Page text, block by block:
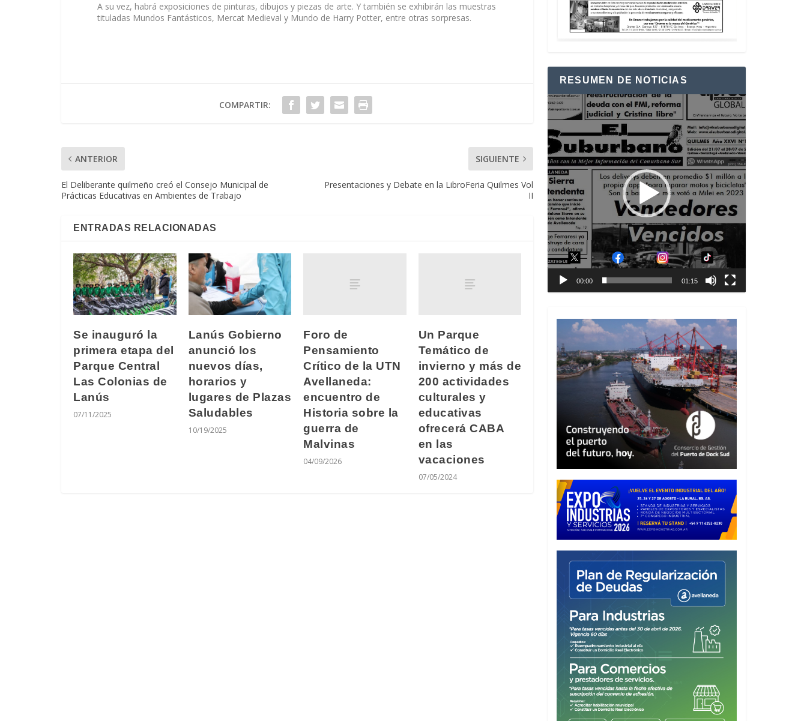
A su vez, habrá exposiciones de pinturas, dibujos y piezas de arte. Y también se exhibirán las muestras
tituladas Mundos Fantásticos, Mercat Medieval y Mundo de Harry Potter, entre otras sorpresas.
COMPARTIR:
ANTERIOR
El Deliberante quilmeño creó el Consejo Municipal de
Prácticas Educativas en Ambientes de Trabajo
SIGUIENTE
Presentaciones y Debate en la LibroFeria Quilmes Vol
II
ENTRADAS RELACIONADAS
Se inauguró la
primera etapa del
Parque Central
Las Colonias de
Lanús
07/11/2025
Lanús Gobierno
anunció los
nuevos días,
horarios y
lugares de Plazas
Saludables
10/19/2025
Foro de
Pensamiento
Crítico de la UTN
Avellaneda:
encuentro de
Historia sobre la
guerra de
Malvinas
04/09/2026
Un Parque
Temático de
invierno y más de
200 actividades
culturales y
educativas
ofrecerá CABA
en las
vacaciones
07/05/2024
RESUMEN DE NOTICIAS
Reproductor
de
vídeo
00:00 01:15